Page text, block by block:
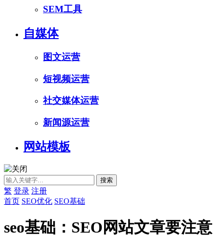
SEM工具
自媒体
图文运营
短视频运营
社交媒体运营
新闻源运营
网站模板
繁 登录 注册
首页 SEO优化 SEO基础
seo基础：SEO网站文章要注意